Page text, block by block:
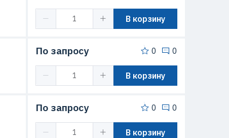
В корзину
По запросу 0 0
В корзину
По запросу 0 0
В корзину